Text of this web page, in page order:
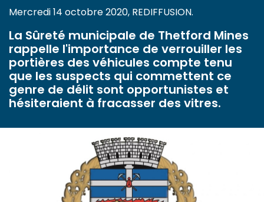
Mercredi 14 octobre 2020, REDIFFUSION.
La Sûreté municipale de Thetford Mines
rappelle l'importance de verrouiller les
portières des véhicules compte tenu
que les suspects qui commettent ce
genre de délit sont opportunistes et
hésiteraient à fracasser des vitres.